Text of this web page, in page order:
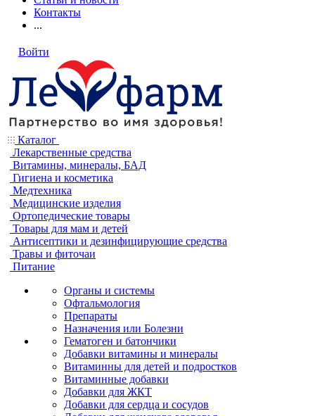
Контакты
...
Войти
Каталог
Лекарственные средства
Витамины, минералы, БАД
Гигиена и косметика
Медтехника
Медицинские изделия
Ортопедические товары
Товары для мам и детей
Антисептики и дезинфицирующие средства
Травы и фиточаи
Питание
Органы и системы
Офтальмология
Препараты
Назначения или Болезни
Гематоген и батончики
Добавки витамины и минералы
Витаминны для детей и подростков
Витаминные добавки
Добавки для ЖКТ
Добавки для сердца и сосудов